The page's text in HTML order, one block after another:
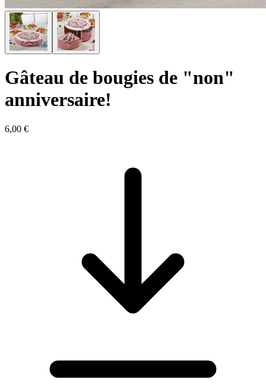
Gâteau de bougies de "non"
anniversaire!
6,00 €